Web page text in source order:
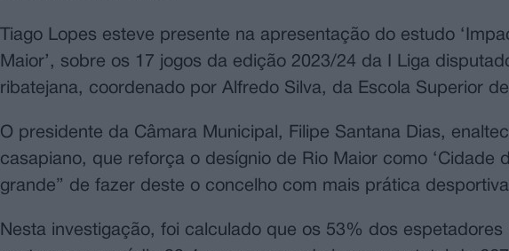
Tiago Lopes esteve presente na apresentação do estudo
Maior’, sobre os 17 jogos da edição 2023/24 da I Liga
ribatejana, coordenado por Alfredo Silva, da Escola Superior
O presidente da Câmara Municipal, Filipe Santana Dias,
casapiano, que reforça o desígnio de Rio Maior como ‘Cidade
grande” de fazer deste o concelho com mais prática
Nesta investigação, foi calculado que os 53% dos